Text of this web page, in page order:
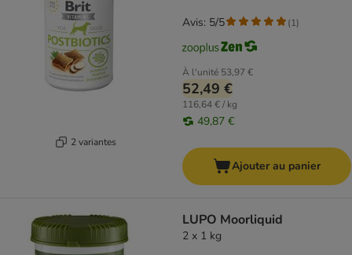
2 variantes
À l'unité 53,97 €
52,49 €
116,64 € / kg
49,87 €
Avis: 5/5 (1)
Ajouter au panier
LUPO Moorliquid
2 x 1 kg